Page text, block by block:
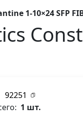
1-10×24 SFP
92251
1 шт.